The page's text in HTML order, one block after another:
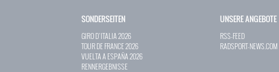
SONDERSEITEN
GIRO D`ITALIA 2026
TOUR DE FRANCE 2026
VUELTA A ESPAÑA 2026
RENNERGEBNISSE
UNSERE ANGEBOTE
RSS-FEED
RADSPORT-NEWS.COM